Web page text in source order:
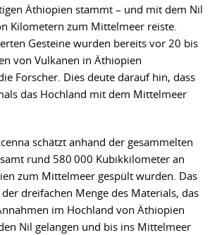
Äthiopien stammt – und mit dem Nil
Kilometern zum Mittelmeer reiste.
Gesteine wurden bereits vor 20 bis
von Vulkanen in Äthiopien
Forscher. Dies deute darauf hin, dass
das Hochland mit dem Mittelmeer
schätzt anhand der gesammelten
rund 580 000 Kubikkilometer an
zum Mittelmeer gespült wurden. Das
dreifachen Menge des Materials, das
im Hochland von Äthiopien
Nil gelangen und bis ins Mittelmeer